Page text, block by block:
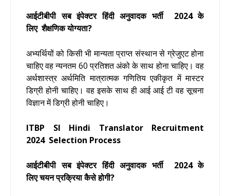
आईटीबीपी सब इंपेक्टर हिंदी अनुवादक भर्ती 2024के
लिए शैक्षणिक योग्यता?
अभ्यर्थियों को किसी भी मान्यता प्राप्त संस्थान से ग्रेजुएट होना
चाहिए वह न्यनतम 60 प्रतिशत अंको के साथ होना चाहिए। वह
अर्थशास्त्र अर्थमिति मात्रात्मक गणितिय एकीकृत में मास्टर
डिग्री होनी चाहिए। वह इसके साथ ही आई आई टी वह सूचना
विज्ञान में डिग्री होनी चाहिए।
ITBP SI Hindi Translator Recruitment
2024 Selection Process
आईटीबीपी सब इंपेक्टर हिंदी अनुवादकभर्ती
2024 के
लिए चयन प्रक्रिया कैसे होगी?